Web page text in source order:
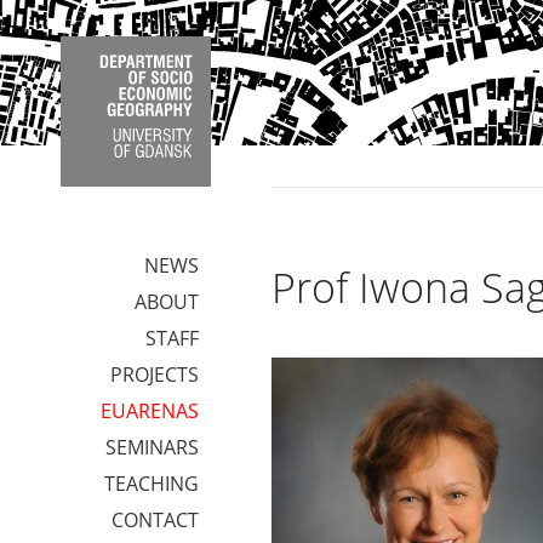
Prof Iwona
NEWS
ABOUT
STAFF
PROJECTS
EUARENAS
SEMINARS
TEACHING
CONTACT